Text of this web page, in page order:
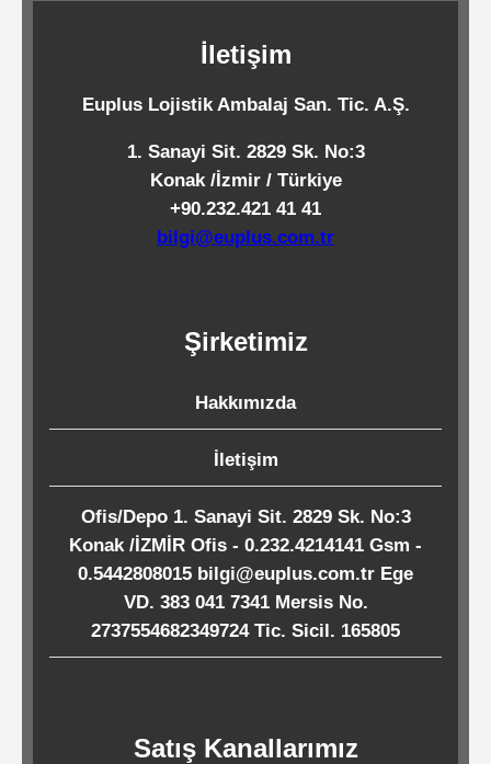
Temizlik
Kimyasalları
Endüstriyel
Temizlik
Ürünleri
Köpük
Kaseler
/
Tabaklar
İletişim
Euplus Lojistik Ambalaj San. Tic. A.Ş.
1. Sanayi Sit. 2829 Sk. No:3
Konak /İzmir / Türkiye
+90.232.421 41 41
bilgi@euplus.com.tr
Şirketimiz
Hakkımızda
İletişim
Ofis/Depo 1. Sanayi Sit. 2829 Sk. No:3
Konak /İZMİR Ofis - 0.232.4214141 Gsm -
0.5442808015 bilgi@euplus.com.tr Ege
VD. 383 041 7341 Mersis No.
2737554682349724 Tic. Sicil. 165805
Satış Kanallarımız